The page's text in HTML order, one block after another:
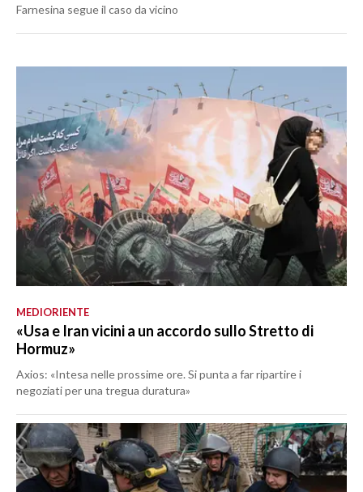
Farnesina segue il caso da vicino
MEDIORIENTE
«Usa e Iran vicini a un accordo sullo Stretto di
Hormuz»
Axios: «Intesa nelle prossime ore. Si punta a far ripartire i
negoziati per una tregua duratura»